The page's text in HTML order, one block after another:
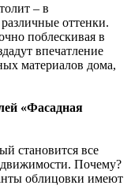
– в
оттенки.
поблескивая в
впечатление
материалов дома,
«Фасадная
становится все
Почему?
облицовки имеют